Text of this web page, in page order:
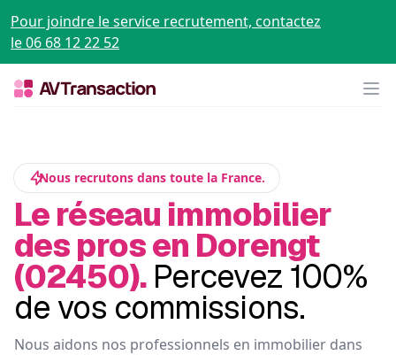
Pour joindre le service recrutement, contactez
le 06 68 12 22 52
Nous recrutons dans toute la France.
Le réseau immobilier
des pros en Dorengt
(02450). Percevez 100%
de vos commissions.
Nous aidons nos professionnels en immobilier dans